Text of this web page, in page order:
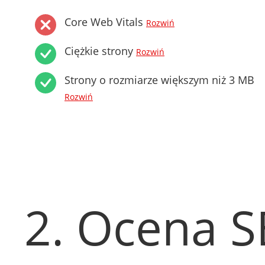
Core Web Vitals Rozwiń
Ciężkie strony Rozwiń
Strony o rozmiarze większym niż 3 MB
Rozwiń
2. Ocena